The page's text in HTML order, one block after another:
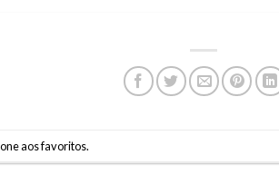
aos favoritos.